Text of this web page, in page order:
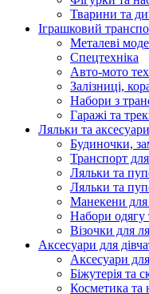
Тварини та
Іграшковий
Металеві
Спецтехніка
Авто-мото
Залізниці,
Набори з
Гаражі та
Ляльки та аксесуари
Будиночки,
Транспорт
Ляльки та
Ляльки та
Манекени для
Набори одягу
Візочки для
Аксесуари для
Аксесуари
Біжутерія та
Косметика та